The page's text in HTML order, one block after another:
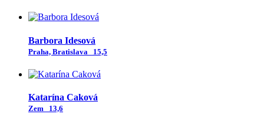
Barbora Idesová
Praha, Bratislava 15,5
Katarína Caková
Zem 13,6